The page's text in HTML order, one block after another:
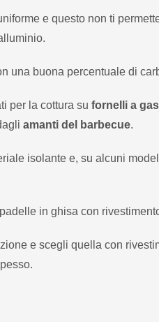
e questo non ti
una buona percentuale di
per la cottura su fornelli a
amanti del barbecue.
isolante e, su alcuni
in ghisa con
e scegli quella con